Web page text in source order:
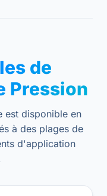
de
Pression
est disponible en
à des plages de
d'application